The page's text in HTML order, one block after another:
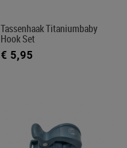
Tassenhaak Titaniumbaby
Hook Set
€ 5,95